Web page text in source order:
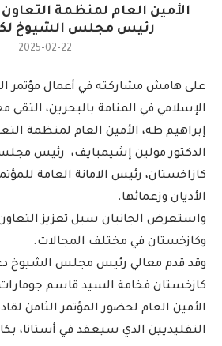
الأمين العام لمنظمة
رئيس مجلس الشيوخ
2025-02-22
على هامش مشاركته في أعمال مؤتمر
الإسلامي في المنامة بالبحرين،
إبراهيم طه، الأمين العام لمنظمة
الدكتور مولين إشيمبايف، رئيس
كازاخستان، رئيس الامانة العامة
الأديان وزعمائها.
واستعرض الجانبان سبل تعزيز
وكازخستان في مختلف المجالات.
وقد قدم معالي رئيس مجلس الشيوخ
كازخستان فخامة السيد قاسم جومارات
الأمين العام لحضور المؤتمر الثامن